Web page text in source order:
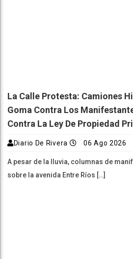
La Calle Protesta: Camiones
Goma Contra Los
Contra La Ley De Propiedad
Diario De Rivera 06 Ago 2026
A pesar de la lluvia, columnas de
sobre la avenida Entre Ríos […]